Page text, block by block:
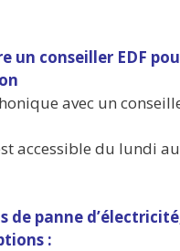
un conseiller EDF
avec un
accessible du lundi
de panne
: